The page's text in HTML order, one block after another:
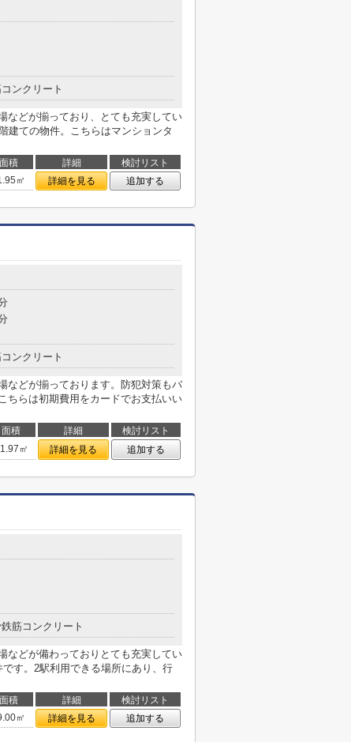
ンクリート
などが揃っており、とても充実してい
建ての物件。こちらはマンションタ
面積 詳細
検討リスト
㎡ 詳細を見る 追加する
ンクリート
などが揃っております。防犯対策もバ
ちらは初期費用をカードでお支払いい
面積 詳細
検討リスト
㎡ 詳細を見る 追加する
筋コンクリート
などが備わっておりとても充実してい
す。2駅利用できる場所にあり、行
面積 詳細
検討リスト
㎡ 詳細を見る 追加する